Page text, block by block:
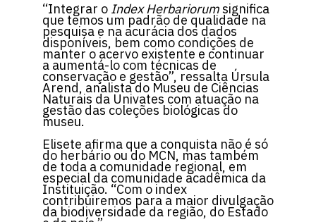
“Integrar o Index Herbariorumsignifica
que temos um padrão de qualidade na
pesquisa e na acurácia dos dados
disponíveis, bem como condições de
manter o acervo existente e continuar
a aumentá-lo com técnicas de
conservação e gestão”, ressalta Úrsula
Arend, analista do Museu de Ciências
Naturais da Univates com atuação na
gestão das coleções biológicas do
museu.
Elisete afirma que a conquista não é só
do herbário ou do MCN, mas também
de toda a comunidade regional, em
especial da comunidade acadêmica da
Instituição. “Com o index
contribuiremos para a maior divulgação
da biodiversidade da região, do Estado